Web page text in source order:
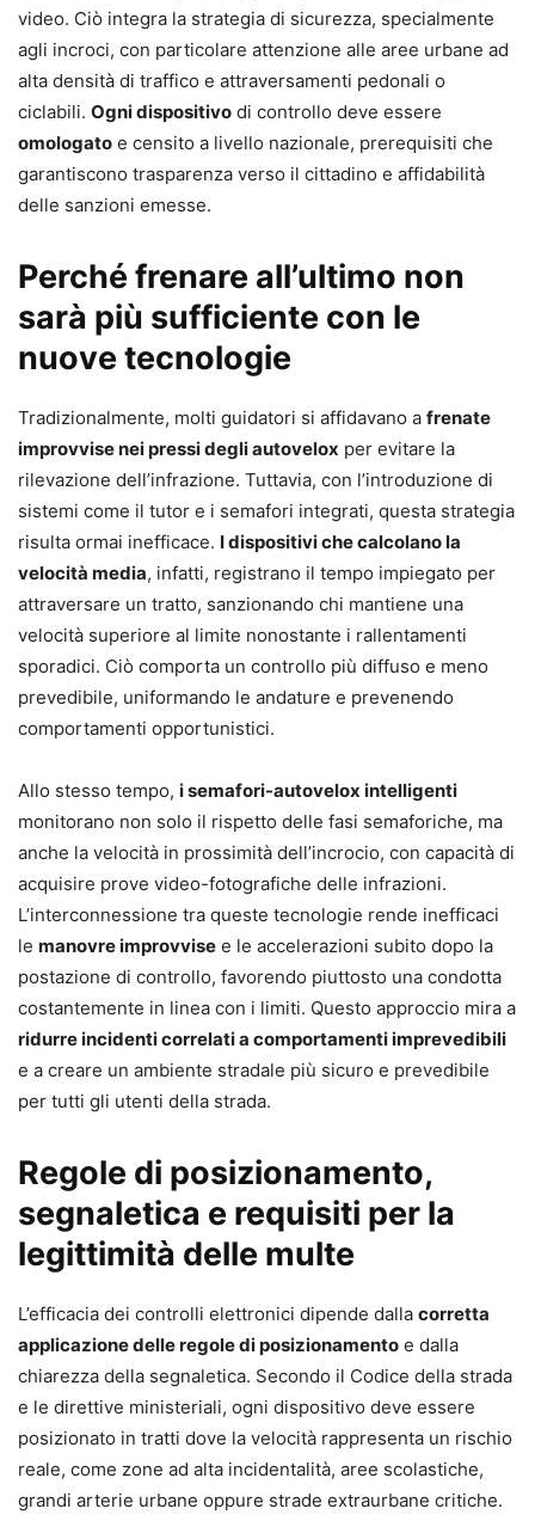
video. Ciò integra la strategia di sicurezza, specialmente
agli incroci, con particolare attenzione alle aree urbane ad
alta densità di traffico e attraversamenti pedonali o
ciclabili. Ogni dispositivo di controllo deve essere
omologato e censito a livello nazionale, prerequisiti che
garantiscono trasparenza verso il cittadino e affidabilità
delle sanzioni emesse.
Perché frenare all’ultimo non
sarà più sufficiente con le
nuove tecnologie
Tradizionalmente, molti guidatori si affidavano a frenate
improvvise nei pressi degli autovelox per evitare la
rilevazione dell’infrazione. Tuttavia, con l’introduzione di
sistemi come il tutor e i semafori integrati, questa strategia
risulta ormai inefficace. I dispositivi che calcolano la
velocità media, infatti, registrano il tempo impiegato per
attraversare un tratto, sanzionando chi mantiene una
velocità superiore al limite nonostante i rallentamenti
sporadici. Ciò comporta un controllo più diffuso e meno
prevedibile, uniformando le andature e prevenendo
comportamenti opportunistici.
Allo stesso tempo, i semafori-autovelox intelligenti
monitorano non solo il rispetto delle fasi semaforiche, ma
anche la velocità in prossimità dell’incrocio, con capacità di
acquisire prove video-fotografiche delle infrazioni.
L’interconnessione tra queste tecnologie rende inefficaci
le manovre improvvise e le accelerazioni subito dopo la
postazione di controllo, favorendo piuttosto una condotta
costantemente in linea con i limiti. Questo approccio mira a
ridurre incidenti correlati a comportamenti imprevedibili
e a creare un ambiente stradale più sicuro e prevedibile
per tutti gli utenti della strada.
Regole di posizionamento,
segnaletica e requisiti per la
legittimità delle multe
L’efficacia dei controlli elettronici dipende dalla corretta
applicazione delle regole di posizionamento e dalla
chiarezza della segnaletica. Secondo il Codice della strada
e le direttive ministeriali, ogni dispositivo deve essere
posizionato in tratti dove la velocità rappresenta un rischio
reale, come zone ad alta incidentalità, aree scolastiche,
grandi arterie urbane oppure strade extraurbane critiche.